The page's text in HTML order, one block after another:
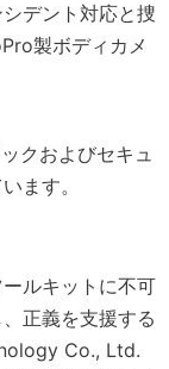
デント対応と捜
製ボディカメ
クおよびセキュ
ルキットに不可
正義を支援する
Co., Ltd.